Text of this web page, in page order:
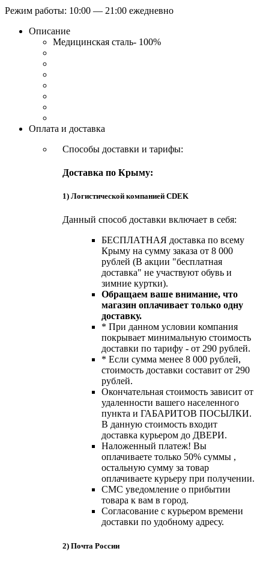
Режим работы: 10:00 — 21:00 ежедневно
Описание
Медицинская сталь- 100%
Оплата и доставка
Способы доставки и тарифы:
Доставка по Крыму:
1) Логистической компанией CDEK
Данный способ доставки включает в себя:
БЕСПЛАТНАЯ доставка по всему
Крыму на сумму заказа от 8 000
рублей (В акции "бесплатная
доставка" не участвуют обувь и
зимние куртки).
Обращаем ваше внимание, что
магазин оплачивает только одну
доставку.
* При данном условии компания
покрывает минимальную стоимость
доставки по тарифу - от 290 рублей.
* Если сумма менее 8 000 рублей,
стоимость доставки составит от 290
рублей.
Окончательная стоимость зависит от
удаленности вашего населенного
пункта и ГАБАРИТОВ ПОСЫЛКИ.
В данную стоимость входит
доставка курьером до ДВЕРИ.
Наложенный платеж! Вы
оплачиваете только 50% суммы ,
остальную сумму за товар
оплачиваете курьеру при получении.
СМС уведомление о прибытии
товара к вам в город.
Согласование с курьером времени
доставки по удобному адресу.
2) Почта России